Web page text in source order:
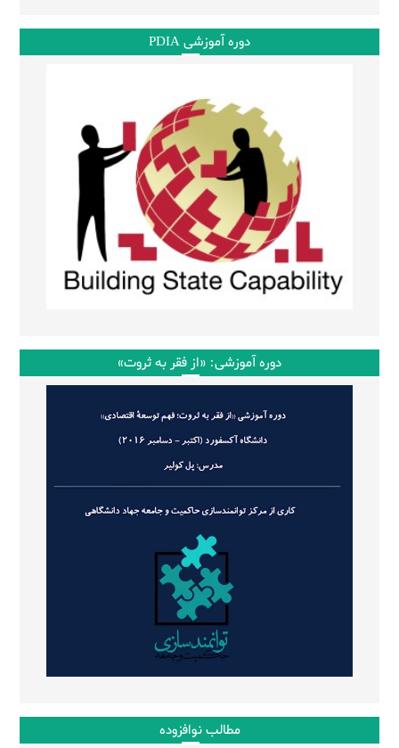
دوره آموزشی PDIA
دوره آموزشی: «از فقر به ثروت»
مطالب نوافزوده